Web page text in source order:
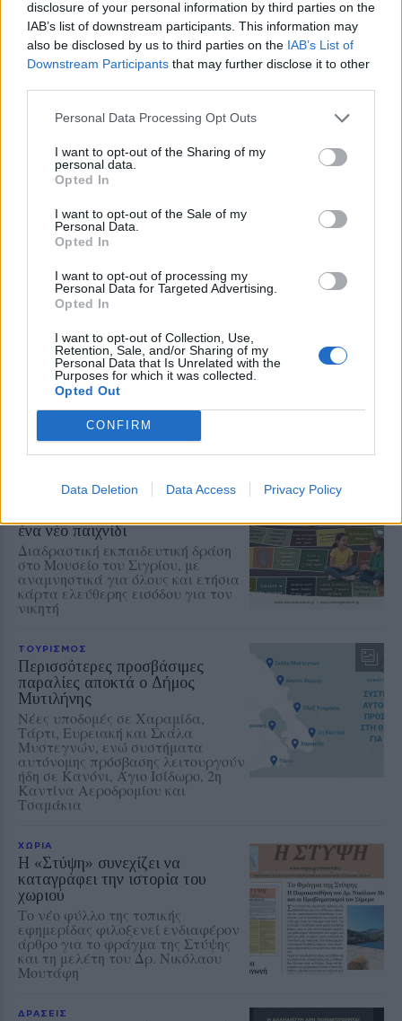
disclosure of your personal information by third parties on the
IAB’s list of downstream participants. This information may
also be disclosed by us to third parties on the IAB’s List of
Downstream Participants that may further disclose it to other
Personal Data Processing Opt Outs
I want to opt-out of the Sharing of my
personal data.
Opted In
I want to opt-out of the Sale of my
Personal Data.
Opted In
I want to opt-out of processing my
Personal Data for Targeted Advertising.
Opted In
I want to opt-out of Collection, Use,
Retention, Sale, and/or Sharing of my
Personal Data that Is Unrelated with the
Purposes for which it was collected.
Opted Out
CONFIRM
Data Deletion Data Access Privacy Policy
στις αρχές Σεπτεμβρίου το
τετραετές σχέδιο της Ελληνικής
Αριστερής Συμπαράταξης για την
ακρίβεια, τη φορολογική
δικαιοσύνη, την παραγωγική
του κοινωνικού κράτους
Μέρα και νύχτα ανοιχτές οι
πόρτες της Παναγίας στην
Αγιάσο
Από το πρωί της Τετάρτης έως τα
μεσάνυχτα του
Δεκαπενταύγουστου οι πόρτες του
Προσκυνήματος θα παραμένουν
ιδιαίτερα για τους οδοιπόρους
Νέο κύμα θυελλωδών ανέμων
θέτει σε επιφυλακή την Πολιτική
Προστασία
Βόρειοι - βορειοανατολικοί άνεμοι
έως 8 μποφόρ και ριπές που τοπικά
μπορεί να φτάσουν τα 9 μποφόρ
Τα παιδιά ανακαλύπτουν το
ένα νέο παιχνίδι
Διαδραστική εκπαιδευτική δράση
στο Μουσείο του Σιγρίου, με
αναμνηστικά για όλους και ετήσια
κάρτα ελεύθερης εισόδου για τον
νικητή
ΤΟΥΡΙΣΜΟΣ
Περισσότερες προσβάσιμες
παραλίες αποκτά ο Δήμος
Μυτιλήνης
Νέες υποδομές σε Χαραμίδα,
Τάρτι, Ευρειακή και Σκάλα
Μυστεγνών, ενώ συστήματα
αυτόνομης πρόσβασης λειτουργούν
ήδη σε Κανόνι, Άγιο Ισίδωρο, 2η
Καντίνα Αεροδρομίου και
Τσαμάκια
ΧΩΡΙΑ
Η «Στύψη» συνεχίζει να
καταγράφει την ιστορία του
χωριού
Το νέο φύλλο της τοπικής
εφημερίδας φιλοξενεί ενδιαφέρον
άρθρο για το φράγμα της Στύψης
και τη μελέτη του Δρ. Νικόλαου
Μουτάφη
ΔΡΑΣΕΙΣ